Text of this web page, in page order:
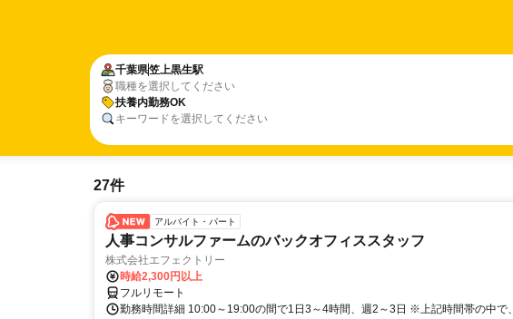
千葉県笠上黒生駅
職種を選択してください
扶養内勤務OK
キーワードを選択してください
27件
アルバイト・パート
人事コンサルファームのバックオフィススタッフ
株式会社エフェクトリー
時給2,300円以上
フルリモート
勤務時間詳細 10:00～19:00の間で1日3～4時間、週2～3日 ※上記時間帯の中で、